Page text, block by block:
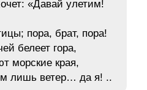
«Давай улетим!
пора, брат, пора!
белеет гора,
морские края,
лишь ветер… да я! ..